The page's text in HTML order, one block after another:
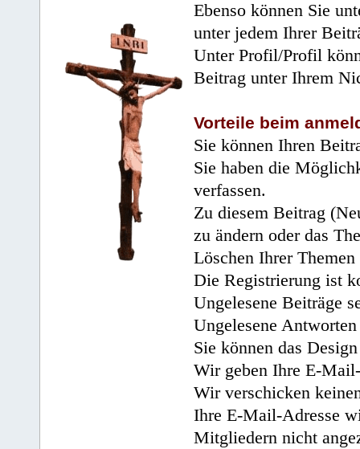
Ebenso können Sie
unter jedem Ihrer
Unter Profil/Profil
Beitrag unter Ihrem
Vorteile beim
Sie können Ihren
Sie haben die
verfassen.
Zu diesem Beitrag
zu ändern oder das
Löschen Ihrer
Die Registrierung ist
Ungelesene Beiträge
Ungelesene
Sie können das
Wir geben Ihre E-
Wir verschicken
Ihre E-Mail-Adresse
Mitgliedern nicht